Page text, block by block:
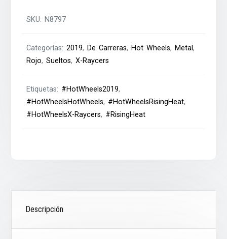
SKU: N8797
Categorías:2019, De Carreras, Hot Wheels, Metal,
Rojo,Sueltos,X-Raycers
Etiquetas: #HotWheels2019,
#HotWheelsHotWheels, #HotWheelsRisingHeat,
#HotWheelsX-Raycers, #RisingHeat
Descripción